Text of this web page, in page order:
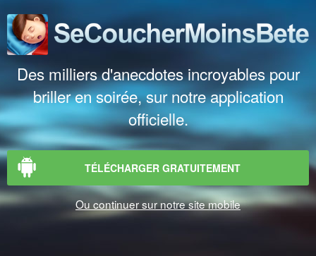
Des milliers d'anecdotes incroyables pour
briller en soirée, sur notre application
officielle.
TÉLÉCHARGER GRATUITEMENT
Ou continuer sur notre site mobile